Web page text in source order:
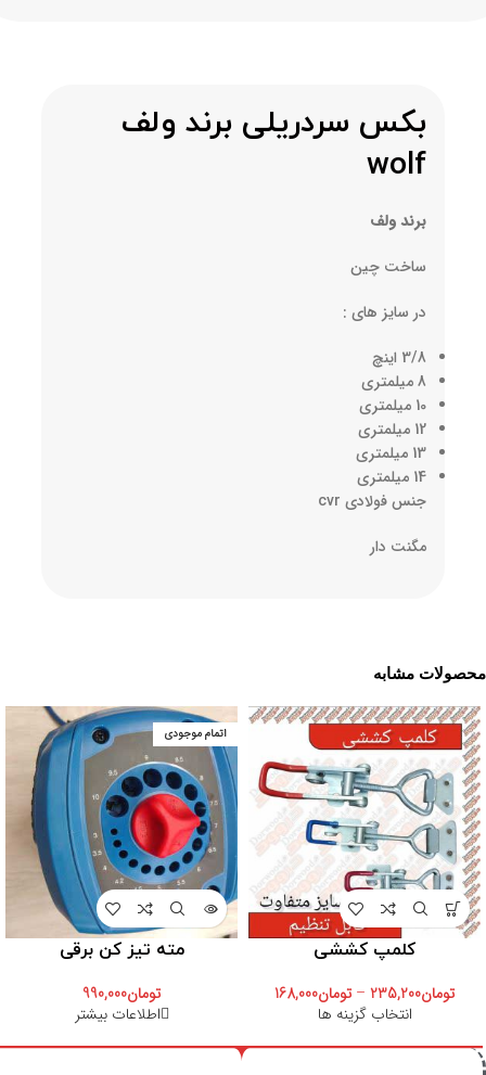
بکس سردریلی برند ولف
wolf
برند ولف
ساخت چین
در سایز های :
3/8 اینچ
8 میلمتری
10 میلمتری
12 میلمتری
13 میلمتری
14 میلمتری
جنس فولادی cvr
مگنت دار
محصولات مشابه
کلمپ کششی
تومان235,200
– تومان168,000
انتخاب گزینه ها
اتمام موجودی
مته تیز کن برقی
تومان990,000
اطلاعات بیشتر